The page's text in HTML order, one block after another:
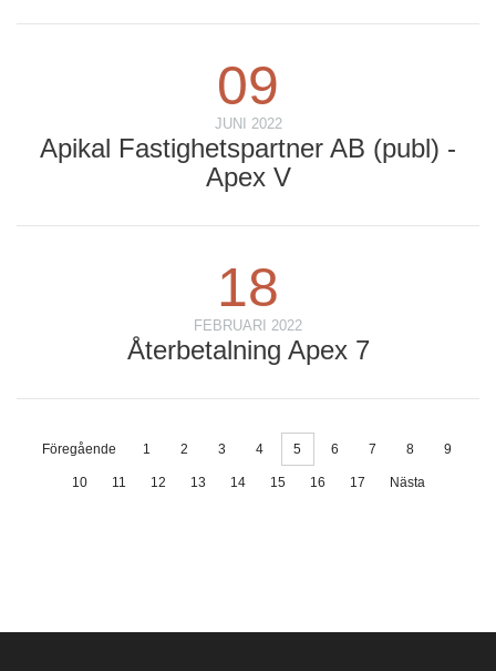
09
JUNI 2022
Apikal Fastighetspartner AB (publ) -
Apex V
18
FEBRUARI 2022
Återbetalning Apex 7
Föregående 1 2 3 4 5 6 7 8 9
10 11 12 13 14 15 16 17 Nästa